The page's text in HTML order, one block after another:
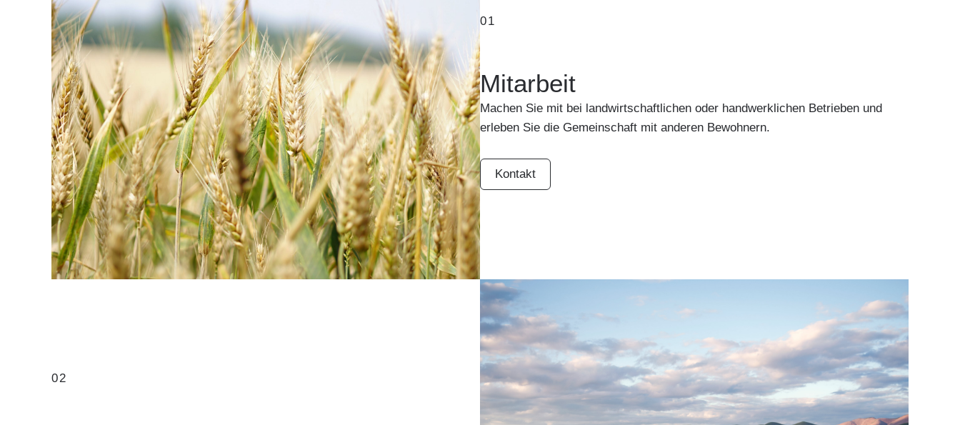
01
Mitarbeit
Machen Sie mit bei landwirtschaftlichen oder handwerklichen Betrieben und
erleben Sie die Gemeinschaft mit anderen Bewohnern.
Kontakt
02